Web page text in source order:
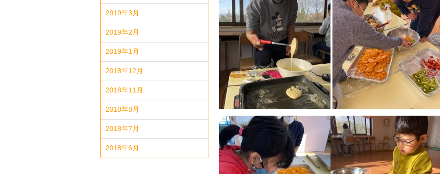
2019年3月
2019年2月
2019年1月
2018年12月
2018年11月
2018年8月
2018年7月
2018年6月